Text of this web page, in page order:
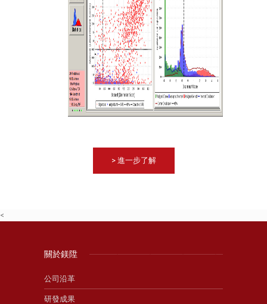
> 進一步了解
<
關於鎂陞
公司沿革
研發成果